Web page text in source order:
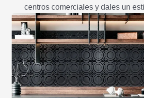
centros comerciales y dales un